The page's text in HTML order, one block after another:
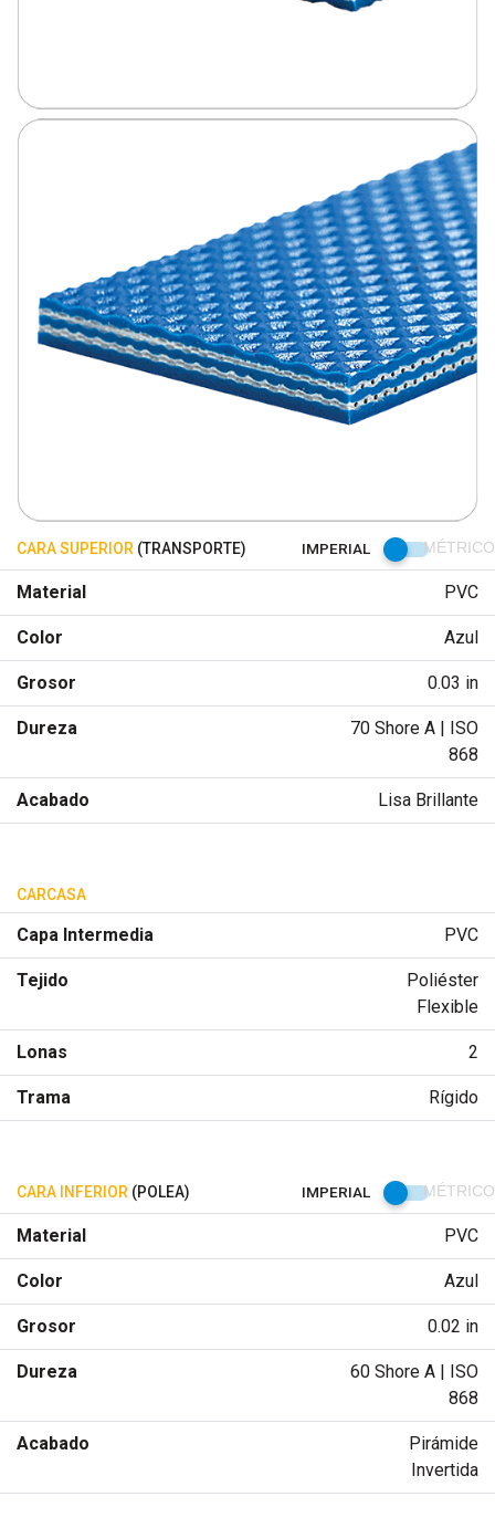
CARA SUPERIOR (TRANSPORTE) IMPERIAL MÉTRICO
Material PVC
Color Azul
Grosor 0.03 in
Dureza
70 Shore A | ISO
868
Acabado Lisa Brillante
CARCASA
Capa Intermedia PVC
Tejido
Poliéster
Flexible
Lonas 2
Trama Rígido
CARA INFERIOR (POLEA) IMPERIAL MÉTRICO
Material PVC
Color Azul
Grosor 0.02 in
Dureza
60 Shore A | ISO
868
Acabado
Pirámide
Invertida